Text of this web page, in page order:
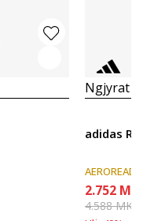
Ngjyrat e
adidas
AEROREADY
2.752
4.588MKD